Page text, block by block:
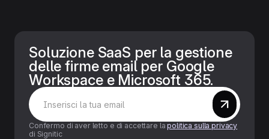
Soluzione SaaS per la gestione
delle firme email per Google
Workspace e Microsoft 365.
Confermo di aver letto e di accettare lapolitica sulla privacy
di Signitic